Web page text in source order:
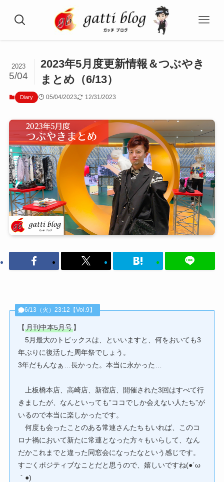
2023年5月度更新情報＆つぶやき
まとめ（6/13）
2023
5/04
Diary 05/04/2023 12/31/2023
6/13（火）23:12【Vol.9】
【月刊中本5月号 】
5月最大のトピックスは、といいますと、何をおいても3
年ぶりに復活した周年祭でしょう。
3年だもんなぁ…長かった。本当に永かった…
上板橋本店、高崎店、新宿店、開催された3回はすべて行
きましたが、なんといっても”ココでしか会えない人たち”が
いるので本当に楽しかったです。
何度も会ったことのある常連さんたちもいれば、このコ
ロナ禍において新たに常連となった方々もいらして、なん
だかこれまでと違った同窓会になったなという感じです。
すごくポジティブなことだと思うので、嬉しいですね(●´ω
｀●)